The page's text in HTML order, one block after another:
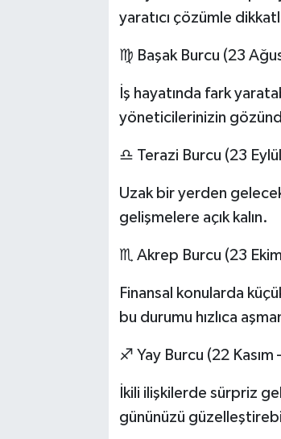
yaratıcı çözümle
♍ Başak Burcu (23
İş hayatında fark
yöneticilerinizin
♎ Terazi Burcu (23
Uzak bir yerden
gelişmelere açık kalın.
♏ Akrep Burcu (23 Ekim
Finansal konularda
bu durumu hızlıca
♐ Yay Burcu (22 Kasım
İkili ilişkilerde sürpriz
gününüzü